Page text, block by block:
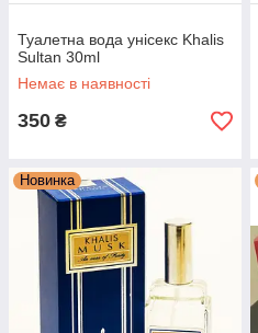
Туалетна вода унісекс Khalis
Sultan 30ml
Немає в наявності
350 ₴
Новинка